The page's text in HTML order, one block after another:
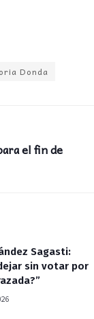
Donda
el fin de
Sagasti:
sin votar por